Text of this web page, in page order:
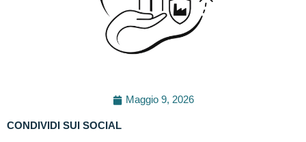
Maggio 9, 2026
CONDIVIDI SUI SOCIAL